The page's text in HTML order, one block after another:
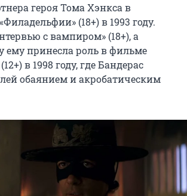
героя Тома Хэнкса в
(18+) в 1993 году.
с вампиром» (18+), а
ему принесла роль в фильме
в 1998 году, где Бандерас
обаянием и акробатическим